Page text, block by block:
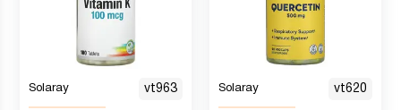
Solaray vt963 Solaray vt620